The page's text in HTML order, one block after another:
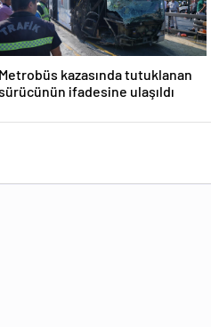
Metrobüs kazasında tutuklanan
ifadesine ulaşıldı